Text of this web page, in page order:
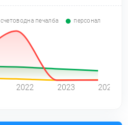
счетоводна печалба персонал
2022 2023 2024